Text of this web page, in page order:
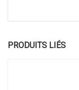
PRODUITS LIÉS